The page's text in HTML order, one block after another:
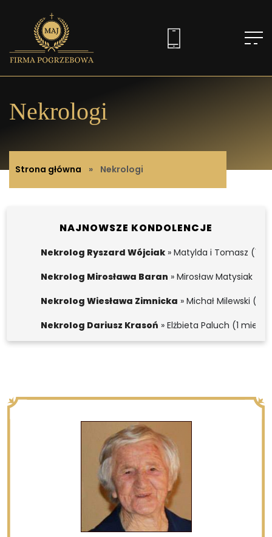
Nekrologi
Strona główna » Nekrologi
NAJNOWSZE KONDOLENCJE
Nekrolog Ryszard Wójciak » Matylda i Tomasz (1
Nekrolog Mirosława Baran » Mirosław Matysiak
Nekrolog Wiesława Zimnicka » Michał Milewski (1
Nekrolog Dariusz Krasoń » Elżbieta Paluch (1
Nekrolog Władysław Tersa» Joanna Tersa (3
Nekrolog Jan Wojdyła» Tomasz Lisowski (4
Nekrolog Konrad Wojtkiewicz
Nekrolog Weronika Śledziona